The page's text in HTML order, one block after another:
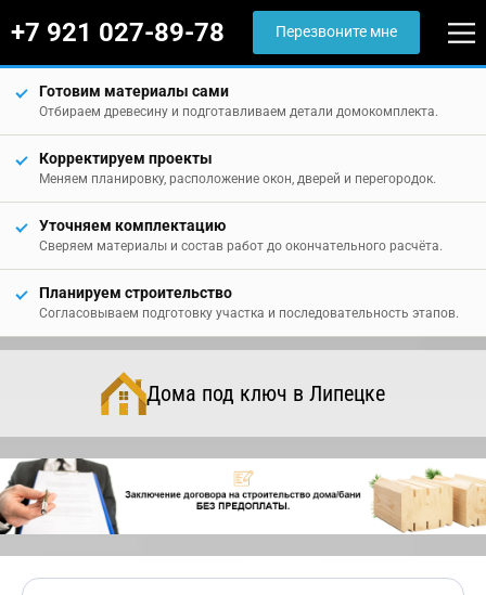
+7 921 027-89-78 Перезвоните мне
Готовим материалы сами
Отбираем древесину и подготавливаем детали домокомплекта.
Корректируем проекты
Меняем планировку, расположение окон, дверей и перегородок.
Уточняем комплектацию
Сверяем материалы и состав работ до окончательного расчёта.
Планируем строительство
Согласовываем подготовку участка и последовательность этапов.
Дома под ключ в Липецке